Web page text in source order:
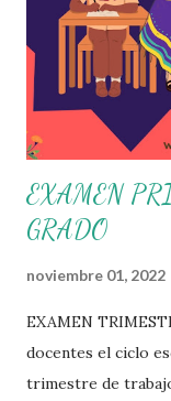
Estudio dentro y
Sesión Ordinaria
posibles acciones
y con la
identificadas.
EXAMEN
GRADO
noviembre 01, 2022
EXAMEN
docentes el ciclo
trimestre de